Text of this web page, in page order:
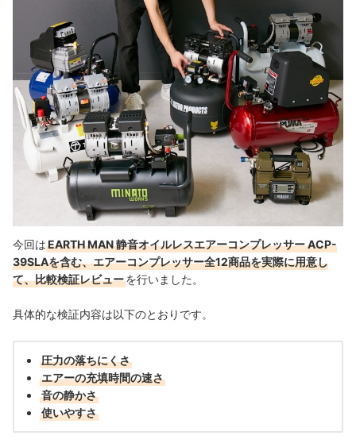
今回はEARTH MAN 静音オイルレスエアーコンプレッサー ACP-
39SLAを含む、エアーコンプレッサー全12商品を実際に用意し
て、比較検証レビューを行いました。
具体的な検証内容は以下のとおりです。
圧力の落ちにくさ
エアーの充填時間の速さ
音の静かさ
使いやすさ